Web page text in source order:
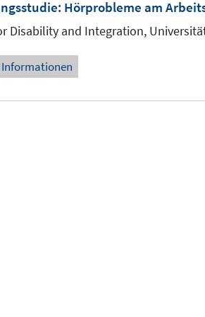
Hörprobleme am
Disability and Integration,